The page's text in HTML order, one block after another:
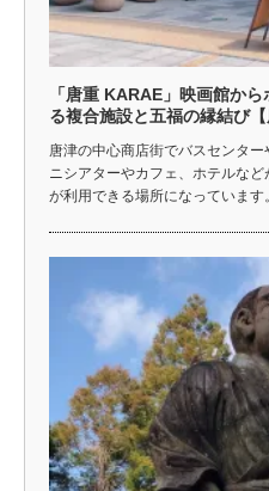
「唐重 KARAE」映画館か
る複合施設と五福の縁結び【
唐津の中心商店街でバスセンタ
ニシアターやカフェ、ホテルな
が利用できる場所になっています。